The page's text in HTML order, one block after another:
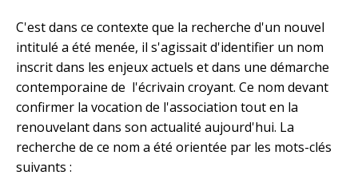
C'est dans ce contexte que la recherche d'un nouvel
intitulé a été menée, il s'agissait d'identifier un nom
inscrit dans les enjeux actuels et dans une démarche
contemporaine de l'écrivain croyant. Ce nom devant
confirmer la vocation de l'association tout en la
renouvelant dans son actualité aujourd'hui. La
recherche de ce nom a été orientée par les mots-clés
suivants :